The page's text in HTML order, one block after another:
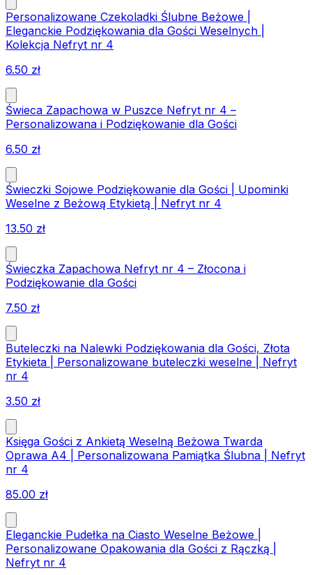
Personalizowane Czekoladki Ślubne Beżowe |
Eleganckie Podziękowania dla Gości Weselnych |
Kolekcja Nefryt nr 4
6.50 zł
Świeca Zapachowa w Puszce Nefryt nr 4 –
Personalizowana i Podziękowanie dla Gości
6.50 zł
Świeczki Sojowe Podziękowanie dla Gości | Upominki
Weselne z Beżową Etykietą | Nefryt nr 4
13.50 zł
Świeczka Zapachowa Nefryt nr 4 – Złocona i
Podziękowanie dla Gości
7.50 zł
Buteleczki na Nalewki Podziękowania dla Gości, Złota
Etykieta | Personalizowane buteleczki weselne | Nefryt
nr 4
3.50 zł
Księga Gości z Ankietą Weselną Beżowa Twarda
Oprawa A4 | Personalizowana Pamiątka Ślubna | Nefryt
nr 4
85.00 zł
Eleganckie Pudełka na Ciasto Weselne Beżowe |
Personalizowane Opakowania dla Gości z Rączką |
Nefryt nr 4